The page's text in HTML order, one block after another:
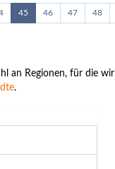
45 46 47 48
an Regionen, für die
.